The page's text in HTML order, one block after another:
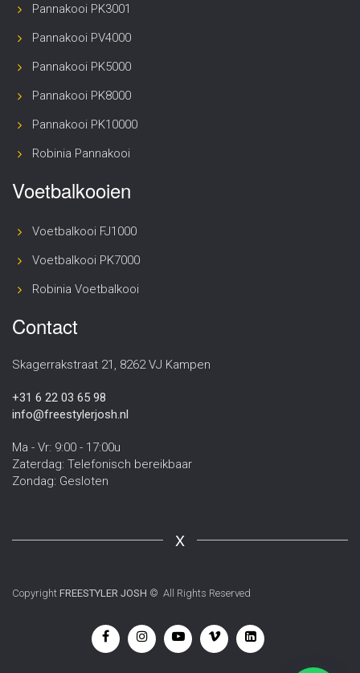
Pannakooi PK3001
Pannakooi PV4000
Pannakooi PK5000
Pannakooi PK8000
Pannakooi PK10000
Robinia Pannakooi
Voetbalkooien
Voetbalkooi FJ1000
Voetbalkooi PK7000
Robinia Voetbalkooi
Contact
Skagerrakstraat 21, 8262 VJ Kampen
+31 6 22 03 65 98
info@freestylerjosh.nl
Ma - Vr: 9:00 - 17:00u
Zaterdag: Telefonisch bereikbaar
Zondag: Gesloten
X
Copyright FREESTYLER JOSH © All Rights Reserved